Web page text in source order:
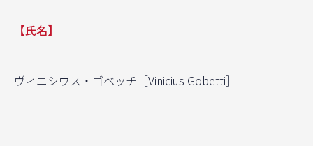
【氏名】
ヴィニシウス・ゴベッチ［Vinicius Gobetti］